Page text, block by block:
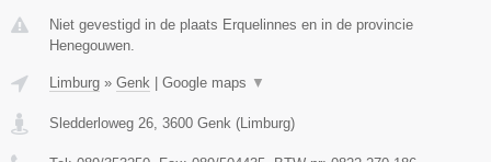
Niet gevestigd in de plaats Erquelinnes en in de provincie
Henegouwen.
Limburg » Genk Google maps ▼
Sledderloweg 26, 3600 Genk (Limburg)